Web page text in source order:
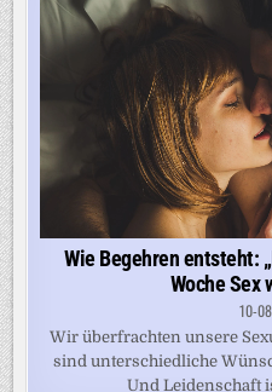
Wie Begehren entsteht:
Woche Sex
10-
Wir überfrachten unsere
sind unterschiedliche
Und Leidenschaft